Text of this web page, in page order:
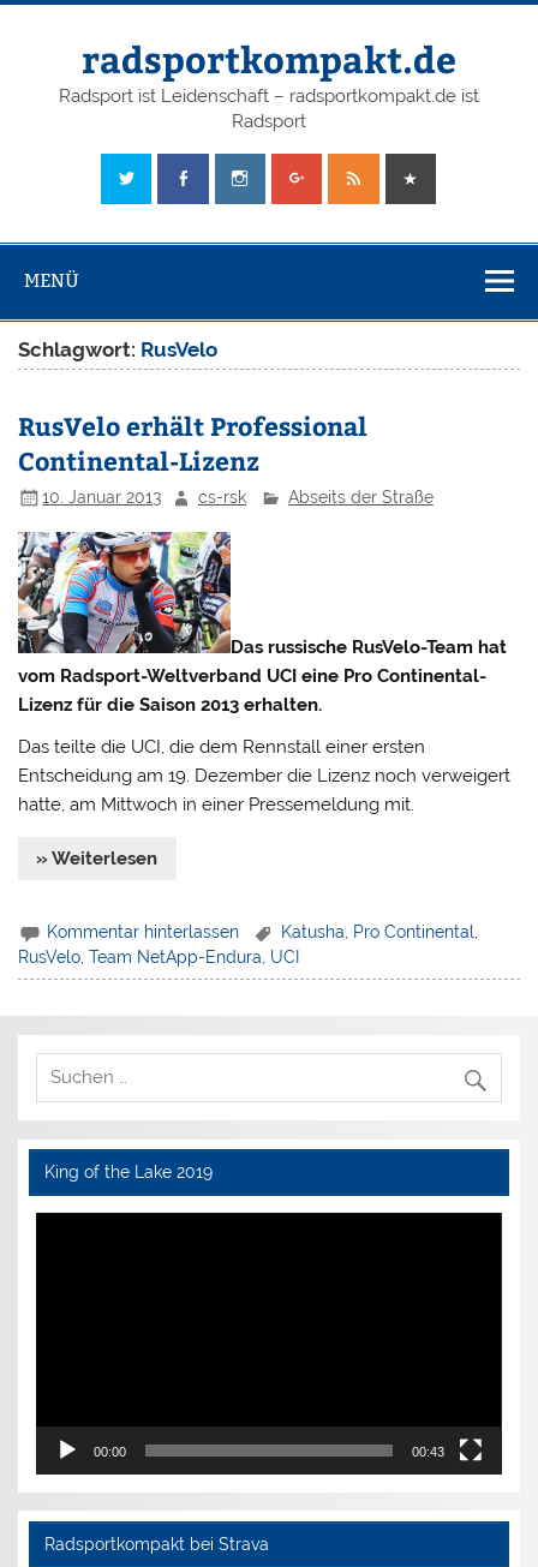
radsportkompakt.de
Radsport ist Leidenschaft – radsportkompakt.de ist
Radsport
MENÜ
Schlagwort: RusVelo
RusVelo erhält Professional
Continental-Lizenz
10. Januar 2013 cs-rsk Abseits der Straße
Das russische RusVelo-Team hat
vom Radsport-Weltverband UCI eine Pro Continental-
Lizenz für die Saison 2013 erhalten.
Das teilte die UCI, die dem Rennstall einer ersten
Entscheidung am 19. Dezember die Lizenz noch verweigert
hatte, am Mittwoch in einer Pressemeldung mit.
» Weiterlesen
Kommentar hinterlassen Katusha Pro Continental
RusVelo,Team NetApp-Endura, UCI
King of the Lake 2019
Video-
00:00 00:43
Radsportkompakt bei Strava